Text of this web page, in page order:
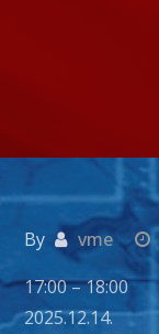
By vme
CAPE
Adventi
17:00–18:00
2025.12.14.